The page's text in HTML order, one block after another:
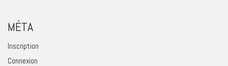
MÉTA
Inscription
Connexion